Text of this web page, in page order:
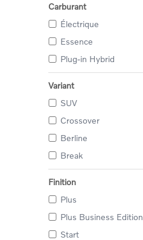
Carburant
Électrique
Essence
Plug-in Hybrid
Variant
SUV
Crossover
Berline
Break
Finition
Plus
Plus Business Edition
Start